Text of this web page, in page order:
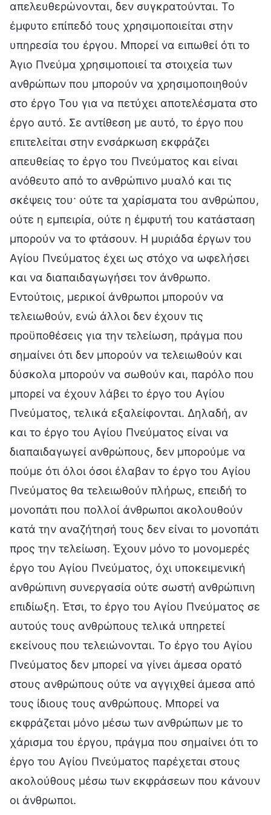
απελευθερώνονται, δεν συγκρατούνται. Το
έμφυτο επίπεδό τους χρησιμοποιείται στην
υπηρεσία του έργου. Μπορεί να ειπωθεί ότι το
Άγιο Πνεύμα χρησιμοποιεί τα στοιχεία των
ανθρώπων που μπορούν να χρησιμοποιηθούν
στο έργο Του για να πετύχει αποτελέσματα στο
έργο αυτό. Σε αντίθεση με αυτό, το έργο που
επιτελείται στην ενσάρκωση εκφράζει
απευθείας το έργο του Πνεύματος και είναι
ανόθευτο από το ανθρώπινο μυαλό και τις
σκέψεις του· ούτε τα χαρίσματα του ανθρώπου,
ούτε η εμπειρία, ούτε η έμφυτή του κατάσταση
μπορούν να το φτάσουν. Η μυριάδα έργων του
Αγίου Πνεύματος έχει ως στόχο να ωφελήσει
και να διαπαιδαγωγήσει τον άνθρωπο.
Εντούτοις, μερικοί άνθρωποι μπορούν να
τελειωθούν, ενώ άλλοι δεν έχουν τις
προϋποθέσεις για την τελείωση, πράγμα που
σημαίνει ότι δεν μπορούν να τελειωθούν και
δύσκολα μπορούν να σωθούν και, παρόλο που
μπορεί να έχουν λάβει το έργο του Αγίου
Πνεύματος, τελικά εξαλείφονται. Δηλαδή, αν
και το έργο του Αγίου Πνεύματος είναι να
διαπαιδαγωγεί ανθρώπους, δεν μπορούμε να
πούμε ότι όλοι όσοι έλαβαν το έργο του Αγίου
Πνεύματος θα τελειωθούν πλήρως, επειδή το
μονοπάτι που πολλοί άνθρωποι ακολουθούν
κατά την αναζήτησή τους δεν είναι το μονοπάτι
προς την τελείωση. Έχουν μόνο το μονομερές
έργο του Αγίου Πνεύματος, όχι υποκειμενική
ανθρώπινη συνεργασία ούτε σωστή ανθρώπινη
επιδίωξη. Έτσι, το έργο του Αγίου Πνεύματος σε
αυτούς τους ανθρώπους τελικά υπηρετεί
εκείνους που τελειώνονται. Το έργο του Αγίου
Πνεύματος δεν μπορεί να γίνει άμεσα ορατό
στους ανθρώπους ούτε να αγγιχθεί άμεσα από
τους ίδιους τους ανθρώπους. Μπορεί να
εκφράζεται μόνο μέσω των ανθρώπων με το
χάρισμα του έργου, πράγμα που σημαίνει ότι το
έργο του Αγίου Πνεύματος παρέχεται στους
ακολούθους μέσω των εκφράσεων που κάνουν
οι άνθρωποι.